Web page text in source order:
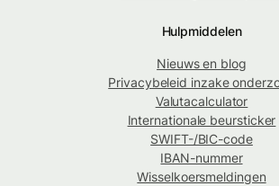
Hulpmiddelen
Nieuws en blog
Privacybeleid inzake
Valutacalculator
Internationale beursticker
SWIFT-/BIC-code
IBAN-nummer
Wisselkoersmeldingen